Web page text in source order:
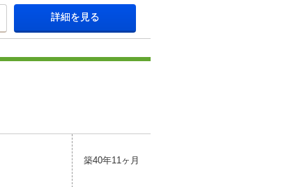
詳細を見る
築40年11ヶ月